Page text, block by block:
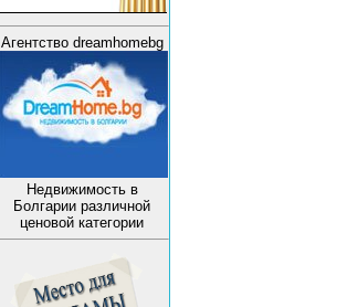
Агентство dreamhomebg
Недвижимость в
Болгарии различной
ценовой категории